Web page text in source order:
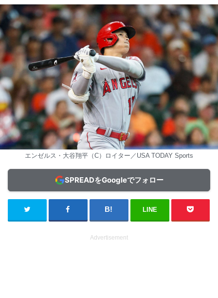
エンゼルス・大谷翔平（C）ロイター／USA TODAY Sports
SPREADをGoogleでフォロー
LINE
Advertisement